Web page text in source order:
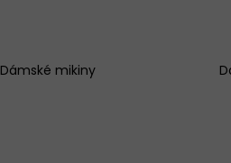
Dámské mikiny